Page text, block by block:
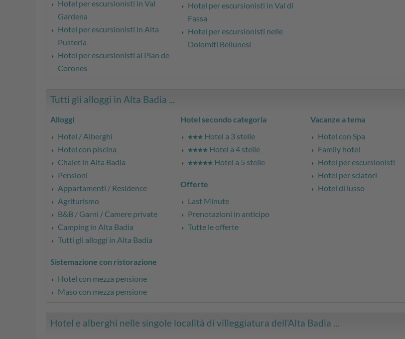
Hotel per escursionisti in Val
Gardena
Hotel per escursionisti in Alta
Pusteria
Hotel per escursionisti al Plan de
Corones
Hotel per escursionisti in Val di
Fassa
Hotel per escursionisti nelle
Dolomiti Bellunesi
Tutti gli alloggi in Alta Badia ...
Alloggi
Hotel / Alberghi
Hotel con piscina
Chalet in Alta Badia
Pensioni
Appartamenti / Residence
Agriturismo
B&B / Garni / Camere private
Camping in Alta Badia
Tutti gli alloggi in Alta Badia
Sistemazione con ristorazione
Hotel con mezza pensione
Maso con mezza pensione
Hotel secondo categoria
Hotel a 3 stelle
Hotel a 4 stelle
Hotel a 5 stelle
Offerte
Last Minute
Prenotazioni in anticipo
Tutte le offerte
Vacanze a tema
Hotel con Spa
Family hotel
Hotel per escursionisti
Hotel per sciatori
Hotel di lusso
Hotel e alberghi nelle singole località di villeggiatura dell'Alta Badia ...